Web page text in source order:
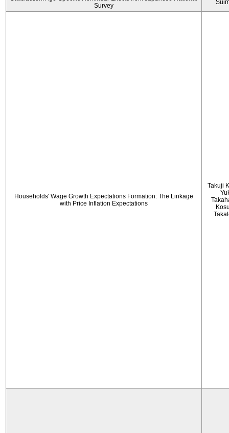
Survey
Households' Wage Growth Expectations Formation: The Linkage
with Price Inflation Expectations
Takuji